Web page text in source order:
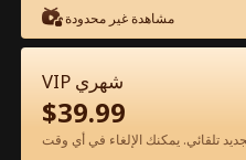
في التطبيقمشاهدة غير محدودة
VIP شهري
$39.99